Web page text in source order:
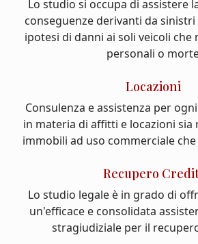
Lo studio si occupa di assistere
conseguenze derivanti da
ipotesi di danni ai soli veicoli che
personali o
Locazioni
Consulenza e assistenza per
in materia di affitti e locazioni sia
immobili ad uso commerciale
Recupero
Lo studio legale è in grado di
un'efficace e consolidata
stragiudiziale per il